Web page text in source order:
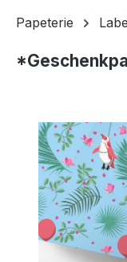
Papeterie
Bildergalerie